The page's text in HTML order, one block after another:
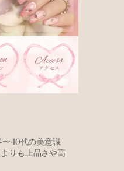
40代の美意識
りも上品さや高